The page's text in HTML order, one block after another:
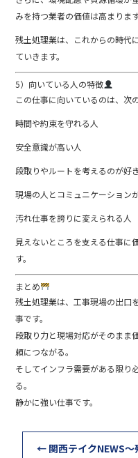
みを持つ業者の価値は高まります
残土処理業は、これからの時代
ていきます。
5）向いている人の特徴
この仕事に向いているのは、次
時間や約束を守れる人
安全意識が高い人
段取りやルートを考えるのが好
現場の人とコミュニケーション
汚れ仕事を誇りに変えられる人
見えないところを支える仕事に
す。
まとめ
残土処理業は、工事現場の出口
事です。
段取り力と現場対応がそのまま
頼につながる。
そしてインフラ需要がある限り
る。
静かに強い仕事です。
← 関西テイクNEWS